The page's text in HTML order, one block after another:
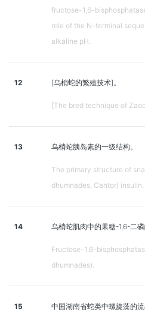
fructose-1,6-
role of the N-terminal
alkaline pH.
12 [乌梢蛇的繁殖技术]。
[The bred technique of
13 乌梢蛇胰岛素的一级结构。
The primary structure of
dhumnades, Cantor) insulin.
14 乌梢蛇肌肉中的果糖-1,6-二
Fructose-1,6-
dhumnades).
15 中国湖南省蛇类中螺旋藻的流